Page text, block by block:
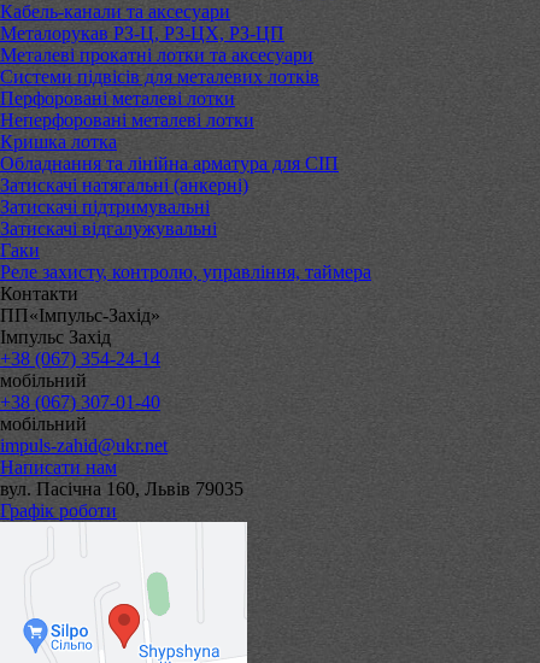
Кабель-канали та аксесуари
Металорукав РЗ-Ц, РЗ-ЦХ, РЗ-ЦП
Металеві прокатні лотки та аксесуари
Системи підвісів для металевих лотків
Перфоровані металеві лотки
Неперфоровані металеві лотки
Кришка лотка
Обладнання та лінійна арматура для СІП
Затискачі натягальні (анкерні)
Затискачі підтримувальні
Затискачі відгалужувальні
Гаки
Реле захисту, контролю, управління, таймера
Контакти
ПП«Імпульс-Захід»
Імпульс Захід
+38 (067) 354-24-14
мобільний
+38 (067) 307-01-40
мобільний
impuls-zahid@ukr.net
Написати нам
вул. Пасічна 160, Львів 79035
Графік роботи